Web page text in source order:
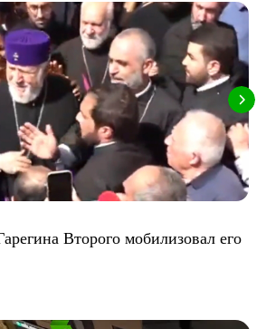
Второго мобилизовал его